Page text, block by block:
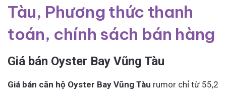
Tàu, Phương thức thanh
toán, chính sách bán hàng
Giá bán Oyster Bay Vũng Tàu
Giá bán căn hộ Oyster Bay Vũng Tàu rumor chỉ từ 55,2